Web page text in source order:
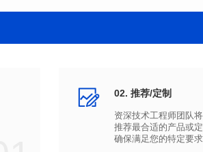
02. 推荐/定制
确保满足您的特定要